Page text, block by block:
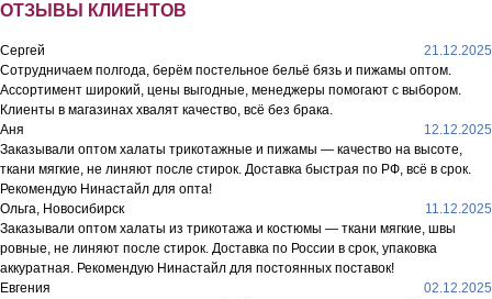
ОТЗЫВЫ КЛИЕНТОВ
Сергей
21.12.2025
Сотрудничаем полгода, берём постельное бельё бязь и пижамы оптом.
Ассортимент широкий, цены выгодные, менеджеры помогают с выбором.
Клиенты в магазинах хвалят качество, всё без брака.
Аня
12.12.2025
Заказывали оптом халаты трикотажные и пижамы — качество на высоте,
ткани мягкие, не линяют после стирок. Доставка быстрая по РФ, всё в срок.
Рекомендую Нинастайл для опта!
Ольга, Новосибирск
11.12.2025
Заказывали оптом халаты из трикотажа и костюмы — ткани мягкие, швы
ровные, не линяют после стирок. Доставка по России в срок, упаковка
аккуратная. Рекомендую Нинастайл для постоянных поставок!
Евгения
02.12.2025